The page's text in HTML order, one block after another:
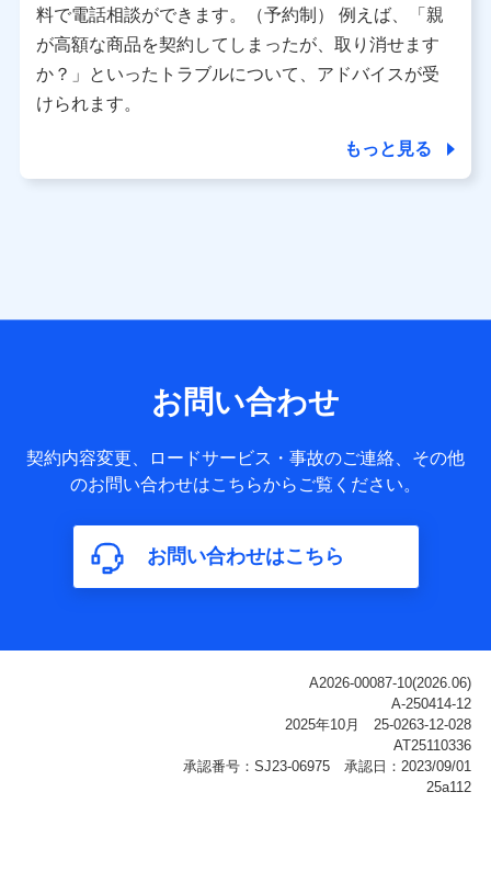
※ パーソナルデータダッシュボードの「第三者提供の管
理」の設定状態にかかわらず、共同利用する場合がありま
※ dポイントクラブ会員ではないお客さま（2019年12月11
日以降、一度もdポイントクラブ会員であったことがないお
個人データは、こちら の利用目的の範囲内に限って共同利
用します。
サービス提供等を通じて取得した、以下の情報などの個人デ
基本情報
氏名、電話番号、メールアドレス、お客さまの識別子、
属性、連絡先、dポイントサービスのご利用に関する情
構成、住所、dポイント残高、dポイント利用履歴などが
含まれます。
利用情報
ご契約状態・ご利用履歴インターネット利用時の行動に
関する情報、アプリケーション利用時の行動に関する情
報、購入されたサービスや商品の名称・購入場所・決済
に関する情報、アンケートの回答に関する情報などが含
料で電話相談ができます。（予約制） 例えば、「親
が高額な商品を契約してしまったが、取り消せます
か？」といったトラブルについて、アドバイスが受
けられます。
もっと見る
お問い合わせ
契約内容変更、ロードサービス・事故のご連絡、その他
のお問い合わせはこちらからご覧ください。
お問い合わせはこちら